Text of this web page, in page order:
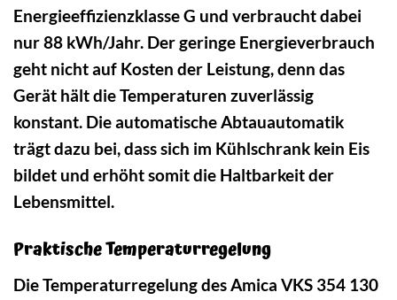
Energieeffizienzklasse G und verbraucht dabei
nur 88 kWh/Jahr. Der geringe Energieverbrauch
geht nicht auf Kosten der Leistung, denn das
Gerät hält die Temperaturen zuverlässig
konstant. Die automatische Abtauautomatik
trägt dazu bei, dass sich im Kühlschrank kein Eis
bildet und erhöht somit die Haltbarkeit der
Lebensmittel.
Praktische Temperaturregelung
Die Temperaturregelung des Amica VKS 354 130